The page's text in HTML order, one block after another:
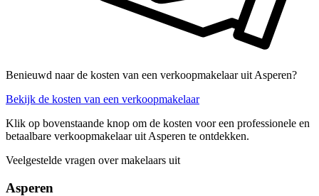
Benieuwd naar de kosten van een verkoopmakelaar uit Asperen?
Bekijk de kosten van een verkoopmakelaar
Klik op bovenstaande knop om de kosten voor een professionele en
betaalbare verkoopmakelaar uit Asperen te ontdekken.
Veelgestelde vragen over makelaars uit
Asperen